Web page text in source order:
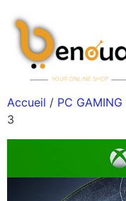
Accueil / PC GAMING
3